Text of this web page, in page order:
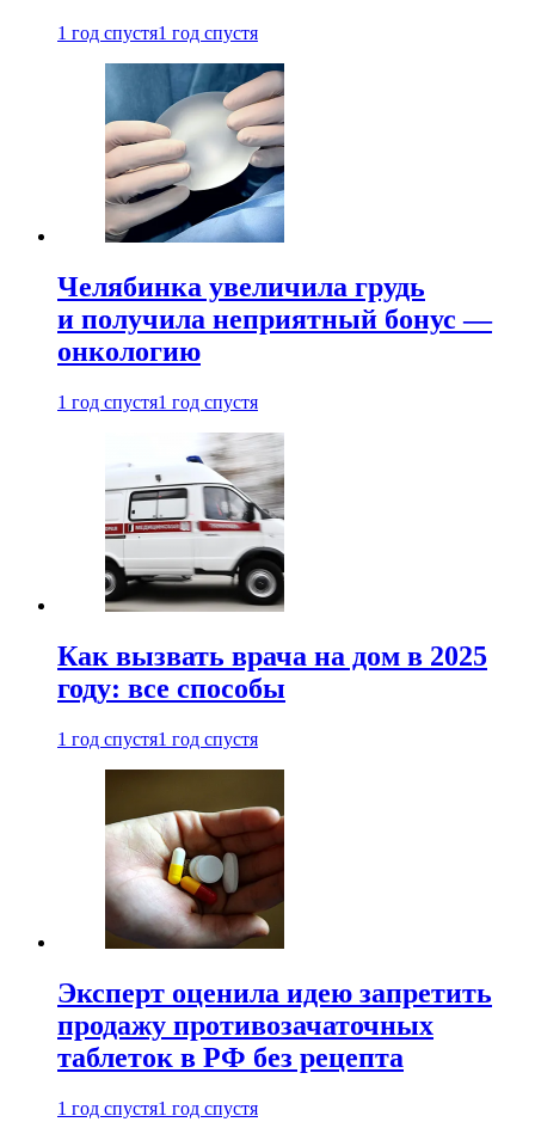
1 год спустя1 год спустя
Челябинка увеличила грудь
и получила неприятный бонус —
онкологию
1 год спустя1 год спустя
Как вызвать врача на дом в 2025
году: все способы
1 год спустя1 год спустя
Эксперт оценила идею запретить
продажу противозачаточных
таблеток в РФ без рецепта
1 год спустя1 год спустя